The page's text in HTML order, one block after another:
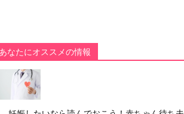
あなたにオススメの情報